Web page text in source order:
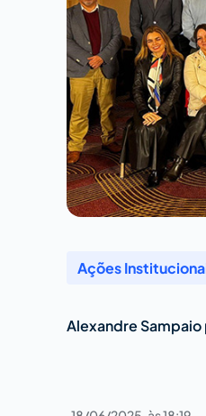
Ações
Alexandre